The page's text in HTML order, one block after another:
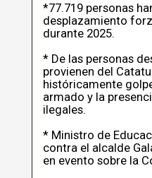
*77.719 personas
desplazamiento
durante 2025.
* De las personas
provienen del
históricamente
armado y la
ilegales.
* Ministro de
contra el alcalde
en evento sobre la